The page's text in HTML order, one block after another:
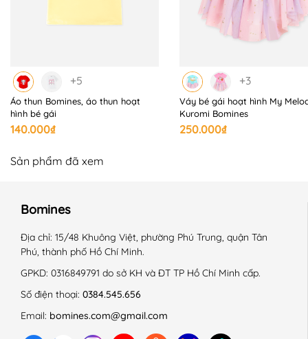
+5
Áo thun Bomines, áo thun hoạt
hình bé gái
140.000₫
+3
Váy bé gái hoạt hình My
Kuromi Bomines
250.000₫
Sản phẩm đã xem
Bomines
Địa chỉ: 15/48 Khuông Việt, phường Phú Trung, quận Tân
Phú, thành phố Hồ Chí Minh.
GPKD: 0316849791 do sở KH và ĐT TP Hồ Chí Minh cấp.
Số điện thoại: 0384.545.656
Email: bomines.com@gmail.com